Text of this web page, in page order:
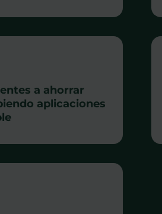
a ahorrar
aplicaciones